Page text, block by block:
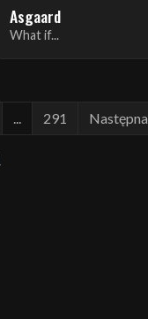
Asgaard
What if...
291 Następna